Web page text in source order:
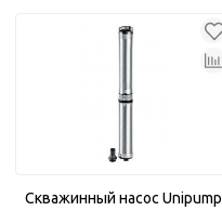
Скважинный насос Unipump